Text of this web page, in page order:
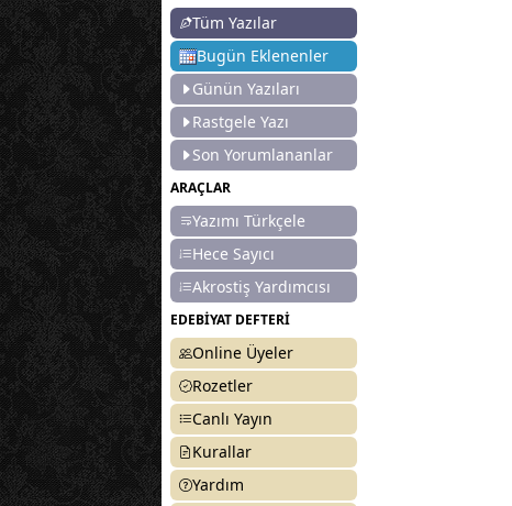
Tüm Yazılar
Bugün Eklenenler
Günün Yazıları
Rastgele Yazı
Son Yorumlananlar
ARAÇLAR
Yazımı Türkçele
Hece Sayıcı
Akrostiş Yardımcısı
EDEBİYAT DEFTERİ
Online Üyeler
Rozetler
Canlı Yayın
Kurallar
Yardım